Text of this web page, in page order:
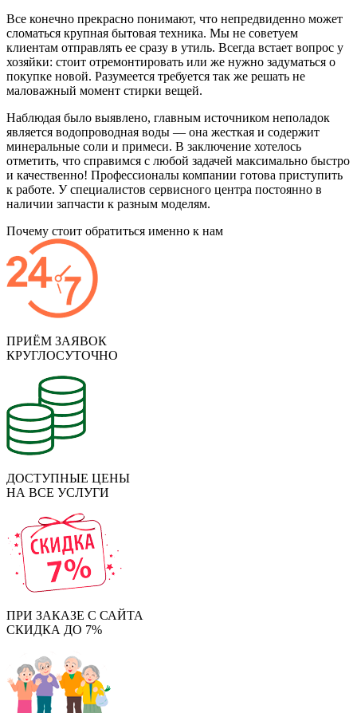
Все конечно прекрасно понимают, что непредвиденно может
сломаться крупная бытовая техника. Мы не советуем
клиентам отправлять ее сразу в утиль. Всегда встает вопрос у
хозяйки: стоит отремонтировать или же нужно задуматься о
покупке новой. Разумеется требуется так же решать не
маловажный момент стирки вещей.
Наблюдая было выявлено, главным источником неполадок
является водопроводная воды — она жесткая и содержит
минеральные соли и примеси. В заключение хотелось
отметить, что справимся с любой задачей максимально быстро
и качественно! Профессионалы компании готова приступить
к работе. У специалистов сервисного центра постоянно в
наличии запчасти к разным моделям.
Почему стоит обратиться именно к нам
ПРИЁМ ЗАЯВОК
КРУГЛОСУТОЧНО
ДОСТУПНЫЕ ЦЕНЫ
НА ВСЕ УСЛУГИ
ПРИ ЗАКАЗЕ С САЙТА
СКИДКА ДО 7%